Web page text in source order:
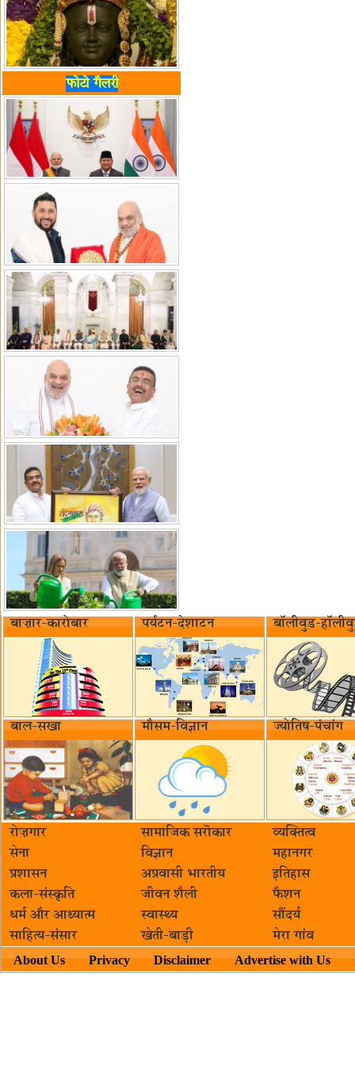
फोटो गैलरी
बाज़ार-कारोबार पर्यटन-देशाटन बॉलीवुड-
बाल-सखा मौसम-विज्ञान ज्योतिष-पंचांग
रोज़गार सामाजिक सरॊकार‌
व्यक्तित्व
सेना
विज्ञान
महानगर
प्रशासन
अप्रवासी भारतीय
इतिहास
कला-संस्कृति
जीवन शैली
फैशन
धर्म और आध्यात्म
स्वास्थ्य
सौंदर्य
साहित्य-संसार
खेती-बाड़ी मेरा गांव
About Us Privacy Disclaimer Advertise with Us